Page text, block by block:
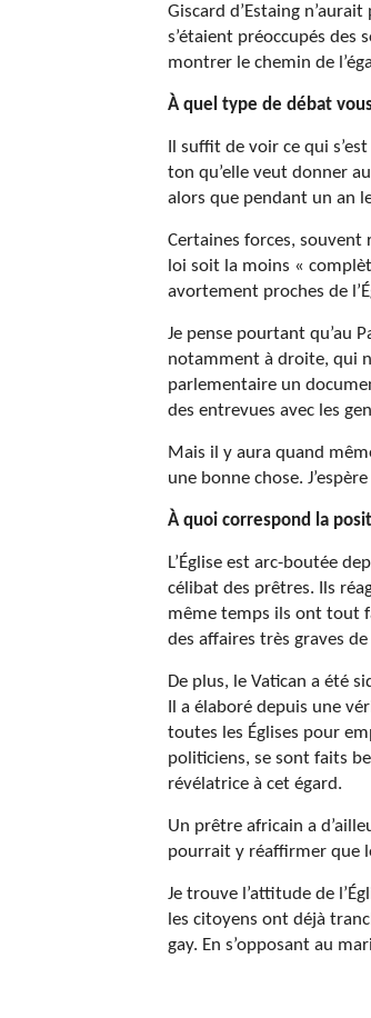
Giscard d’Estaing
s’étaient préoccupés des
montrer le chemin de
À quel type de débat
Il suffit de voir ce qui
ton qu’elle veut donner
alors que pendant un an
Certaines forces,
loi soit la moins «
avortement proches de
Je pense pourtant qu’au
notamment à droite, qui
parlementaire un
des entrevues avec les
Mais il y aura quand
une bonne chose.
À quoi correspond la
L’Église est arc-boutée
célibat des prêtres. Ils
même temps ils ont tout
des affaires très graves
De plus, le Vatican a été
Il a élaboré depuis une
toutes les Églises pour
politiciens, se sont faits
révélatrice à cet égard.
Un prêtre africain a
pourrait y réaffirmer que
Je trouve l’attitude de
les citoyens ont déjà
gay. En s’opposant au